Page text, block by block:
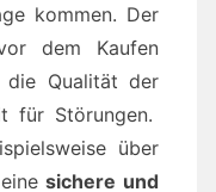
kommen. Der
dem Kaufen
die Qualität der
für Störungen.
über
sichere und